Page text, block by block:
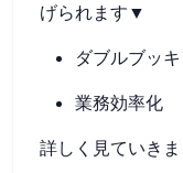
げられます▼
ダブルブッ
業務効率化
詳しく見ていきま